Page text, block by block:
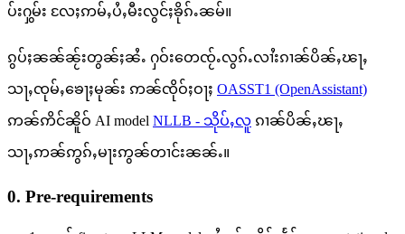
ပ်းႁွမ်း လႄႈဢမ်ႇပႆႇမီးလွင်ႈၶိုၵ်ႉၼမ်။
ၵွပ်ႈၼၼ်ၼႂ်းတွၼ်ႈၼႆႉ ႁဝ်းတေၸႂ်ႉလွၵ်ႉလၢႆးၵၢၼ်ပိၼ်ႇၽႃႇ
သႃႇၸုမ်ႇၶေႃႈမုၼ်း ဢၼ်ၸိုဝ်ႈဝႃႈ OASST1 (OpenAssistant)
ဢၼ်ဢိင်ၼိူဝ် AI model NLLB - သိုပ်ႇလူ ၵၢၼ်ပိၼ်ႇၽႃႇ
သႃႇဢၼ်ဢွၵ်ႇမႃးဢွၼ်တၢင်းၼၼ်ႉ။
0. Pre-requirements